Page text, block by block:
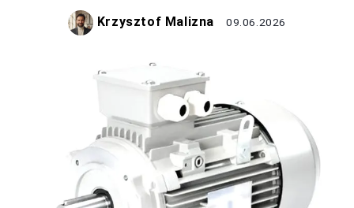
Krzysztof Malizna 09.06.2026